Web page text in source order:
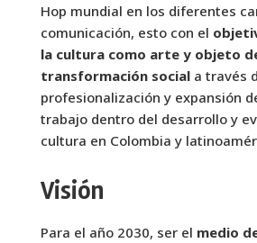
Hop mundial en los diferentes
comunicación, esto con el
la cultura como arte y objeto
transformación sociala través
profesionalización y expansión
trabajo dentro del desarrollo y
cultura en Colombia y
Visión
Para el año 2030, ser el medio